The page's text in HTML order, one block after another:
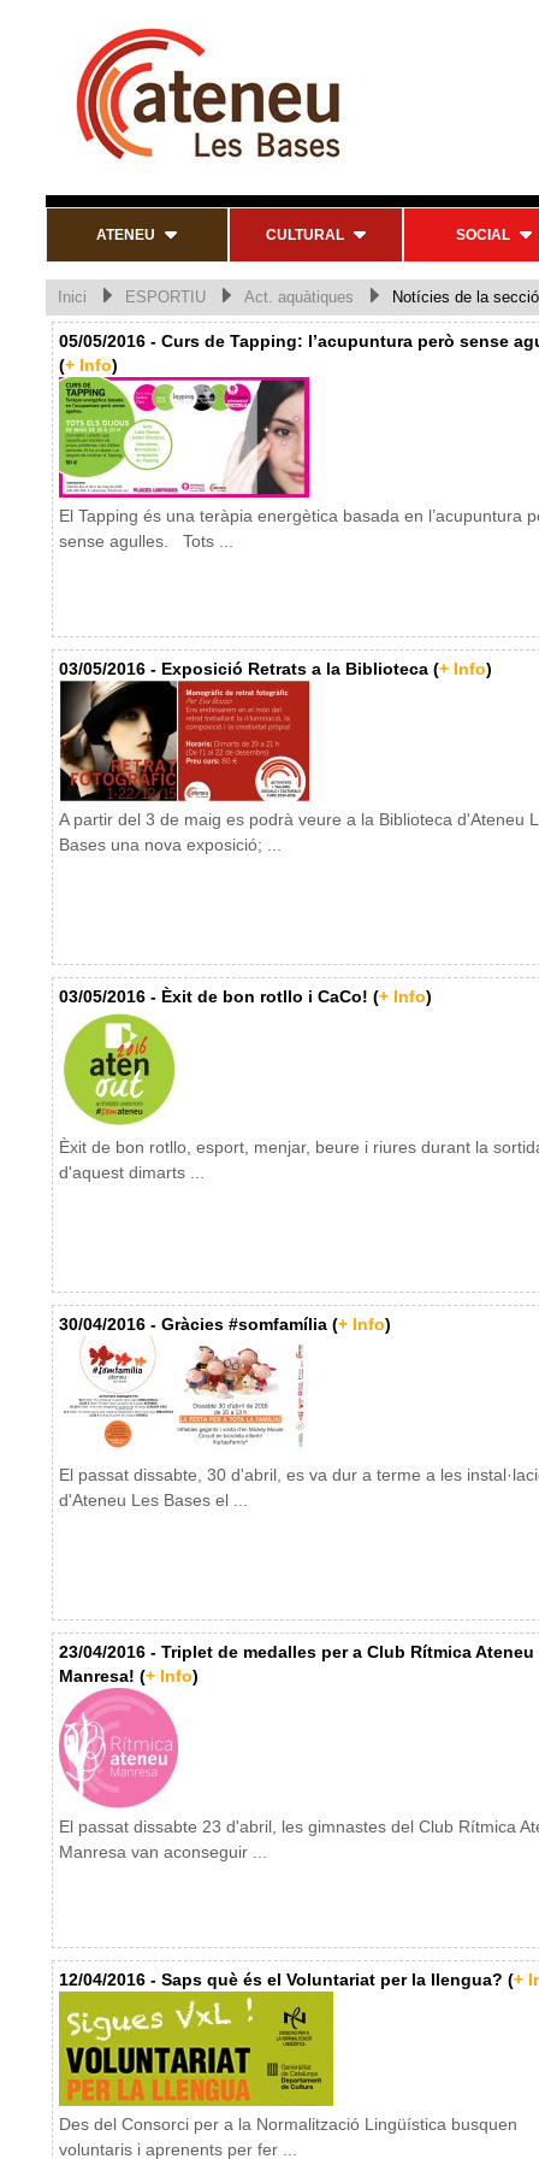
ATENEU CULTURAL SOCIAL
Inici ESPORTIU Act. aquàtiques Notícies de la secció
05/05/2016 - Curs de Tapping: l’acupuntura però sense
(+ Info)
El Tapping és una teràpia energètica basada en l’acupuntura
sense agulles. Tots ...
03/05/2016 - Exposició Retrats a la Biblioteca (+ Info)
A partir del 3 de maig es podrà veure a la Biblioteca d'Ateneu
Bases una nova exposició; ...
03/05/2016 - Èxit de bon rotllo i CaCo! (+ Info)
Èxit de bon rotllo, esport, menjar, beure i riures durant la
d'aquest dimarts ...
30/04/2016 - Gràcies #somfamília (+ Info)
El passat dissabte, 30 d'abril, es va dur a terme a les
d'Ateneu Les Bases el ...
23/04/2016 - Triplet de medalles per a Club Rítmica Ateneu
Manresa! (+ Info)
El passat dissabte 23 d'abril, les gimnastes del Club Rítmica
Manresa van aconseguir ...
12/04/2016 - Saps què és el Voluntariat per la llengua? (+
Des del Consorci per a la Normalització Lingüística busquen
voluntaris i aprenents per fer ...